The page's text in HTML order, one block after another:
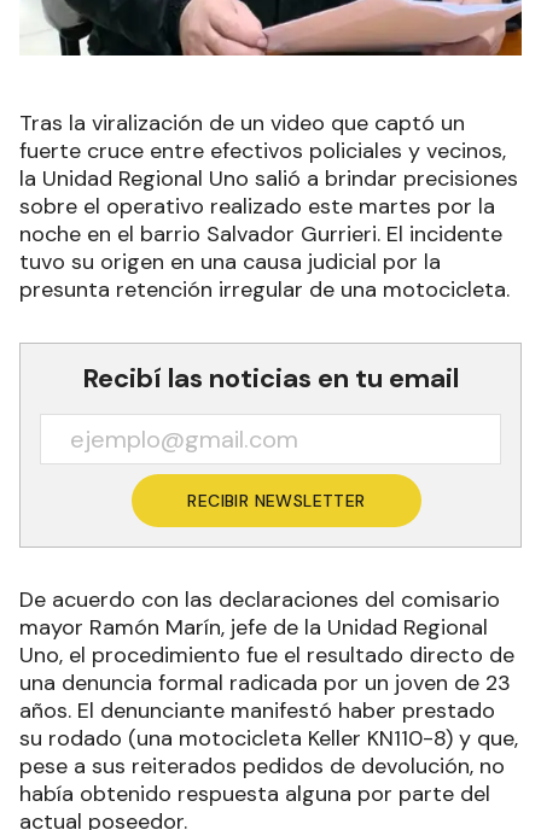
Tras la viralización de un video que captó un
fuerte cruce entre efectivos policiales y vecinos,
la Unidad Regional Uno salió a brindar precisiones
sobre el operativo realizado este martes por la
noche en el barrio Salvador Gurrieri. El incidente
tuvo su origen en una causa judicial por la
presunta retención irregular de una motocicleta.
Recibí las noticias en tu email
RECIBIR NEWSLETTER
De acuerdo con las declaraciones del comisario
mayor Ramón Marín, jefe de la Unidad Regional
Uno, el procedimiento fue el resultado directo de
una denuncia formal radicada por un joven de 23
años. El denunciante manifestó haber prestado
su rodado (una motocicleta Keller KN110-8) y que,
pese a sus reiterados pedidos de devolución, no
había obtenido respuesta alguna por parte del
actual poseedor.